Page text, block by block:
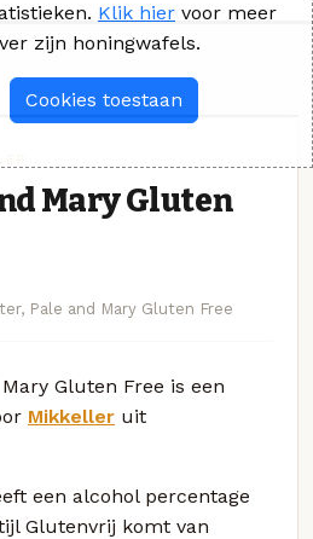
Mary Gluten
Pale and Mary Gluten Free
Gluten Free is een
Mikkeller uit
een alcohol percentage
Glutenvrij komt van
Klik hier voor meer
zijn honingwafels.
Cookies toestaan